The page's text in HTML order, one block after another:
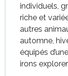
individuels,
riche et
autres
automne,
équipés
irons explorer